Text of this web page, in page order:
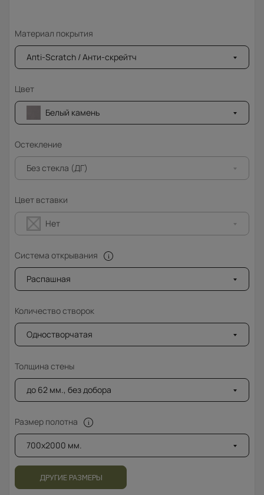
Материал покрытия
Апti-Sсrаtсh / Анти-скрейтч
Цвет
Белый камень
Остекление
Без стекла (ДГ)
Цвет вставки
Нет
Система открывания
Распашная
Количество створок
Одностворчатая
Толщина стены
до 62 мм., без добора
Размер полотна
700x2000 мм.
ДРУГИЕ РАЗМЕРЫ